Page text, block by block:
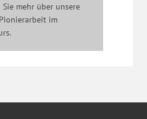
Sie mehr über unsere
im